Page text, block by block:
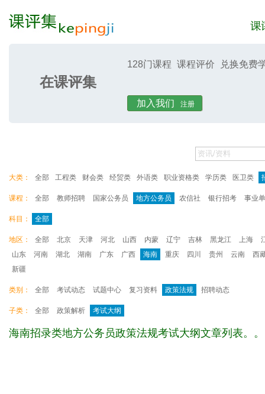
课评集在课评集
128门课程 课程评价 兑换免费
加入我们 注册
大类： 全部 工程类 财会类 经贸类 外语类 职业资格类 学历类 医卫类
课程： 全部 教师招聘 国家公务员 地方公务员 农信社 银行招考 事业
科目： 全部
地区： 全部 北京 天津 河北 山西 内蒙 辽宁 吉林 黑龙江 上海
山东
河南 湖北 湖南 广东 广西 海南 重庆 四川 贵州 云南
西
新疆
类别： 全部 考试动态 试题中心 复习资料 政策法规 招聘动态
子类： 全部 政策解析 考试大纲
海南招录类地方公务员政策法规考试大纲文章列表。